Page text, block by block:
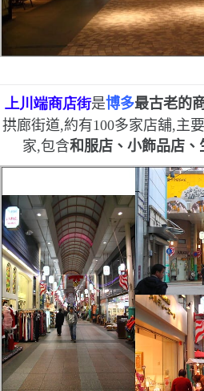
上川端商店街是博多最古老的
拱廊街道,約有100多家店舖,主
家,包含和服店、小飾品店、